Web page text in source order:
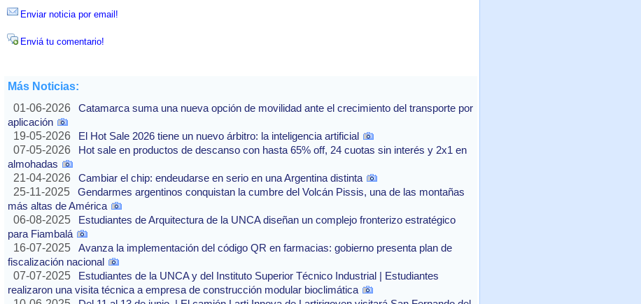
Enviar noticia por email!
Enviá tu comentario!
Más Noticias:
01-06-2026
Catamarca suma una nueva opción de movilidad ante el crecimiento del transporte por
aplicación
19-05-2026
El Hot Sale 2026 tiene un nuevo árbitro: la inteligencia artificial
07-05-2026
Hot sale en productos de descanso con hasta 65% off, 24 cuotas sin interés y 2x1 en
almohadas
21-04-2026
Cambiar el chip: endeudarse en serio en una Argentina distinta
25-11-2025
Gendarmes argentinos conquistan la cumbre del Volcán Pissis, una de las montañas
más altas de América
06-08-2025
Estudiantes de Arquitectura de la UNCA diseñan un complejo fronterizo estratégico
para Fiambalá
16-07-2025
Avanza la implementación del código QR en farmacias: gobierno presenta plan de
fiscalización nacional
07-07-2025
Estudiantes de la UNCA y del Instituto Superior Técnico Industrial | Estudiantes
realizaron una visita técnica a empresa de construcción modular bioclimática